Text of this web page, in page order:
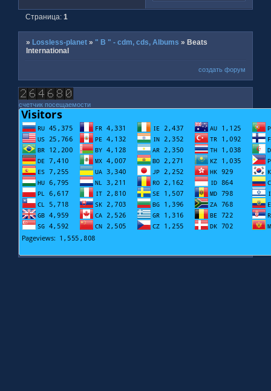
Страница:1
»Lossless-planet » " B " - cdm, cds, Albums »Beats
International
создать форум
счетчик посещаемости